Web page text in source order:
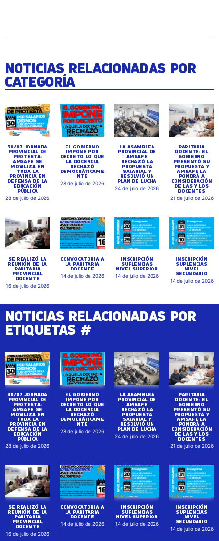
NOTICIAS RELACIONADAS POR
CATEGORÍA
30/07 JORNADA
PROVINCIAL DE
PROTESTA:
AMSAFE SE
MOVILIZA EN
TODA LA
PROVINCIA EN
DEFENSA DE LA
EDUCACIÓN
PÚBLICA
28 de julio de 2026
EL GOBIERNO
IMPONE POR
DECRETO LO QUE
LA DOCENCIA
RECHAZÓ
DEMOCRÁTICAME
NTE
28 de julio de 2026
LA ASAMBLEA
PROVINCIAL DE
AMSAFE
RECHAZÓ LA
PROPUESTA
SALARIAL Y
RESOLVIÓ UN
PLAN DE LUCHA
24 de julio de 2026
PARITARIA
DOCENTE: EL
GOBIERNO
PRESENTÓ SU
PROPUESTA Y
AMSAFE LA
PONDRÁ A
CONSIDERACIÓN
DE LAS Y LOS
DOCENTES
21 de julio de 2026
SE REALIZÓ LA
REUNIÓN DE LA
PARITARIA
PROVINCIAL
DOCENTE
16 de julio de 2026
CONVOCATORIA A
LA PARITARIA
DOCENTE
14 de julio de 2026
INSCRIPCIÓN
SUPLENCIAS
NIVEL SUPERIOR
14 de julio de 2026
INSCRIPCIÓN
SUPLENCIAS
NIVEL
SECUNDARIO
14 de julio de 2026
NOTICIAS RELACIONADAS POR
ETIQUETAS #
30/07 JORNADA
PROVINCIAL DE
PROTESTA:
AMSAFE SE
MOVILIZA EN
TODA LA
PROVINCIA EN
DEFENSA DE LA
EDUCACIÓN
PÚBLICA
28 de julio de 2026
EL GOBIERNO
IMPONE POR
DECRETO LO QUE
LA DOCENCIA
RECHAZÓ
DEMOCRÁTICAME
NTE
28 de julio de 2026
LA ASAMBLEA
PROVINCIAL DE
AMSAFE
RECHAZÓ LA
PROPUESTA
SALARIAL Y
RESOLVIÓ UN
PLAN DE LUCHA
24 de julio de 2026
PARITARIA
DOCENTE: EL
GOBIERNO
PRESENTÓ SU
PROPUESTA Y
AMSAFE LA
PONDRÁ A
CONSIDERACIÓN
DE LAS Y LOS
DOCENTES
21 de julio de 2026
SE REALIZÓ LA
REUNIÓN DE LA
PARITARIA
PROVINCIAL
DOCENTE
16 de julio de 2026
CONVOCATORIA A
LA PARITARIA
DOCENTE
14 de julio de 2026
INSCRIPCIÓN
SUPLENCIAS
NIVEL SUPERIOR
14 de julio de 2026
INSCRIPCIÓN
SUPLENCIAS
NIVEL
SECUNDARIO
14 de julio de 2026